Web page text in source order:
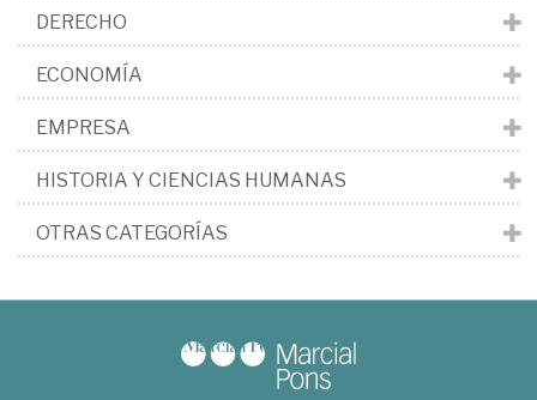
DERECHO
ECONOMÍA
EMPRESA
HISTORIA Y CIENCIAS HUMANAS
OTRAS CATEGORÍAS